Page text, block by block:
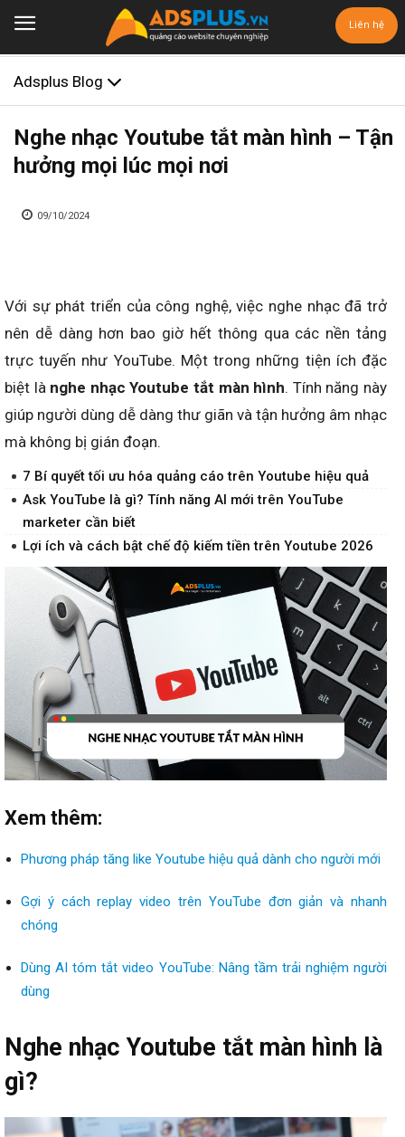
Liên hệ
Adsplus Blog
Nghe nhạc Youtube tắt màn hình – Tận
hưởng mọi lúc mọi nơi
09/10/2024
Với sự phát triển của công nghệ, việc nghe nhạc đã trở
nên dễ dàng hơn bao giờ hết thông qua các nền tảng
trực tuyến như YouTube. Một trong những tiện ích đặc
biệt là nghe nhạc Youtube tắt màn hình. Tính năng này
giúp người dùng dễ dàng thư giãn và tận hưởng âm nhạc
mà không bị gián đoạn.
7 Bí quyết tối ưu hóa quảng cáo trên Youtube hiệu quả
Ask YouTube là gì? Tính năng AI mới trên YouTube
marketer cần biết
Lợi ích và cách bật chế độ kiếm tiền trên Youtube 2026
Xem thêm:
Phương pháp tăng like Youtube hiệu quả dành cho người mới
Gợi ý cách replay video trên YouTube đơn giản và nhanh
chóng
Dùng AI tóm tắt video YouTube: Nâng tầm trải nghiệm người
dùng
Nghe nhạc Youtube tắt màn hình là
gì?